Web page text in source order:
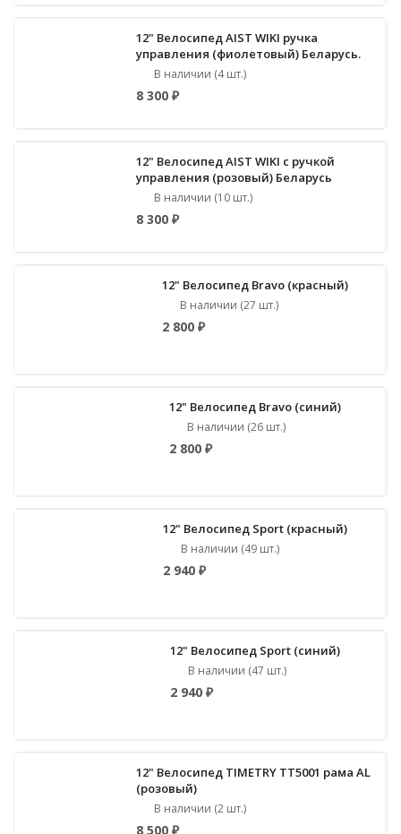
12" Велосипед AIST WIKI ручка
управления (фиолетовый) Беларусь.
В наличии (4 шт.)
8 300 ₽
12" Велосипед AIST WIKI с ручкой
управления (розовый) Беларусь
В наличии (10 шт.)
8 300 ₽
12" Велосипед Bravo (красный)
В наличии (27 шт.)
2 800 ₽
12" Велосипед Bravo (синий)
В наличии (26 шт.)
2 800 ₽
12" Велосипед Sport (красный)
В наличии (49 шт.)
2 940 ₽
12" Велосипед Sport (синий)
В наличии (47 шт.)
2 940 ₽
12" Велосипед TIMETRY TT5001 рама AL
(розовый)
В наличии (2 шт.)
8 500 ₽